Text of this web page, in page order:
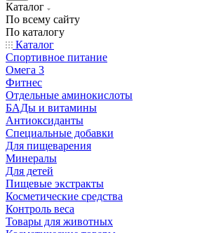
Каталог
По всему сайту
По каталогу
Каталог
Спортивное питание
Омега 3
Фитнес
Отдельные аминокислоты
БАДы и витамины
Антиоксиданты
Специальные добавки
Для пищеварения
Минералы
Для детей
Пищевые экстракты
Косметические средства
Контроль веса
Товары для животных